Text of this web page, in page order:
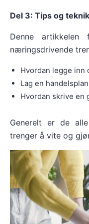
Del 3: Tips og
Denne artikkelen
næringsdrivende
Hvordan legge inn
Lag en handelsplan
Hvordan skrive en
Generelt er de
trenger å vite og